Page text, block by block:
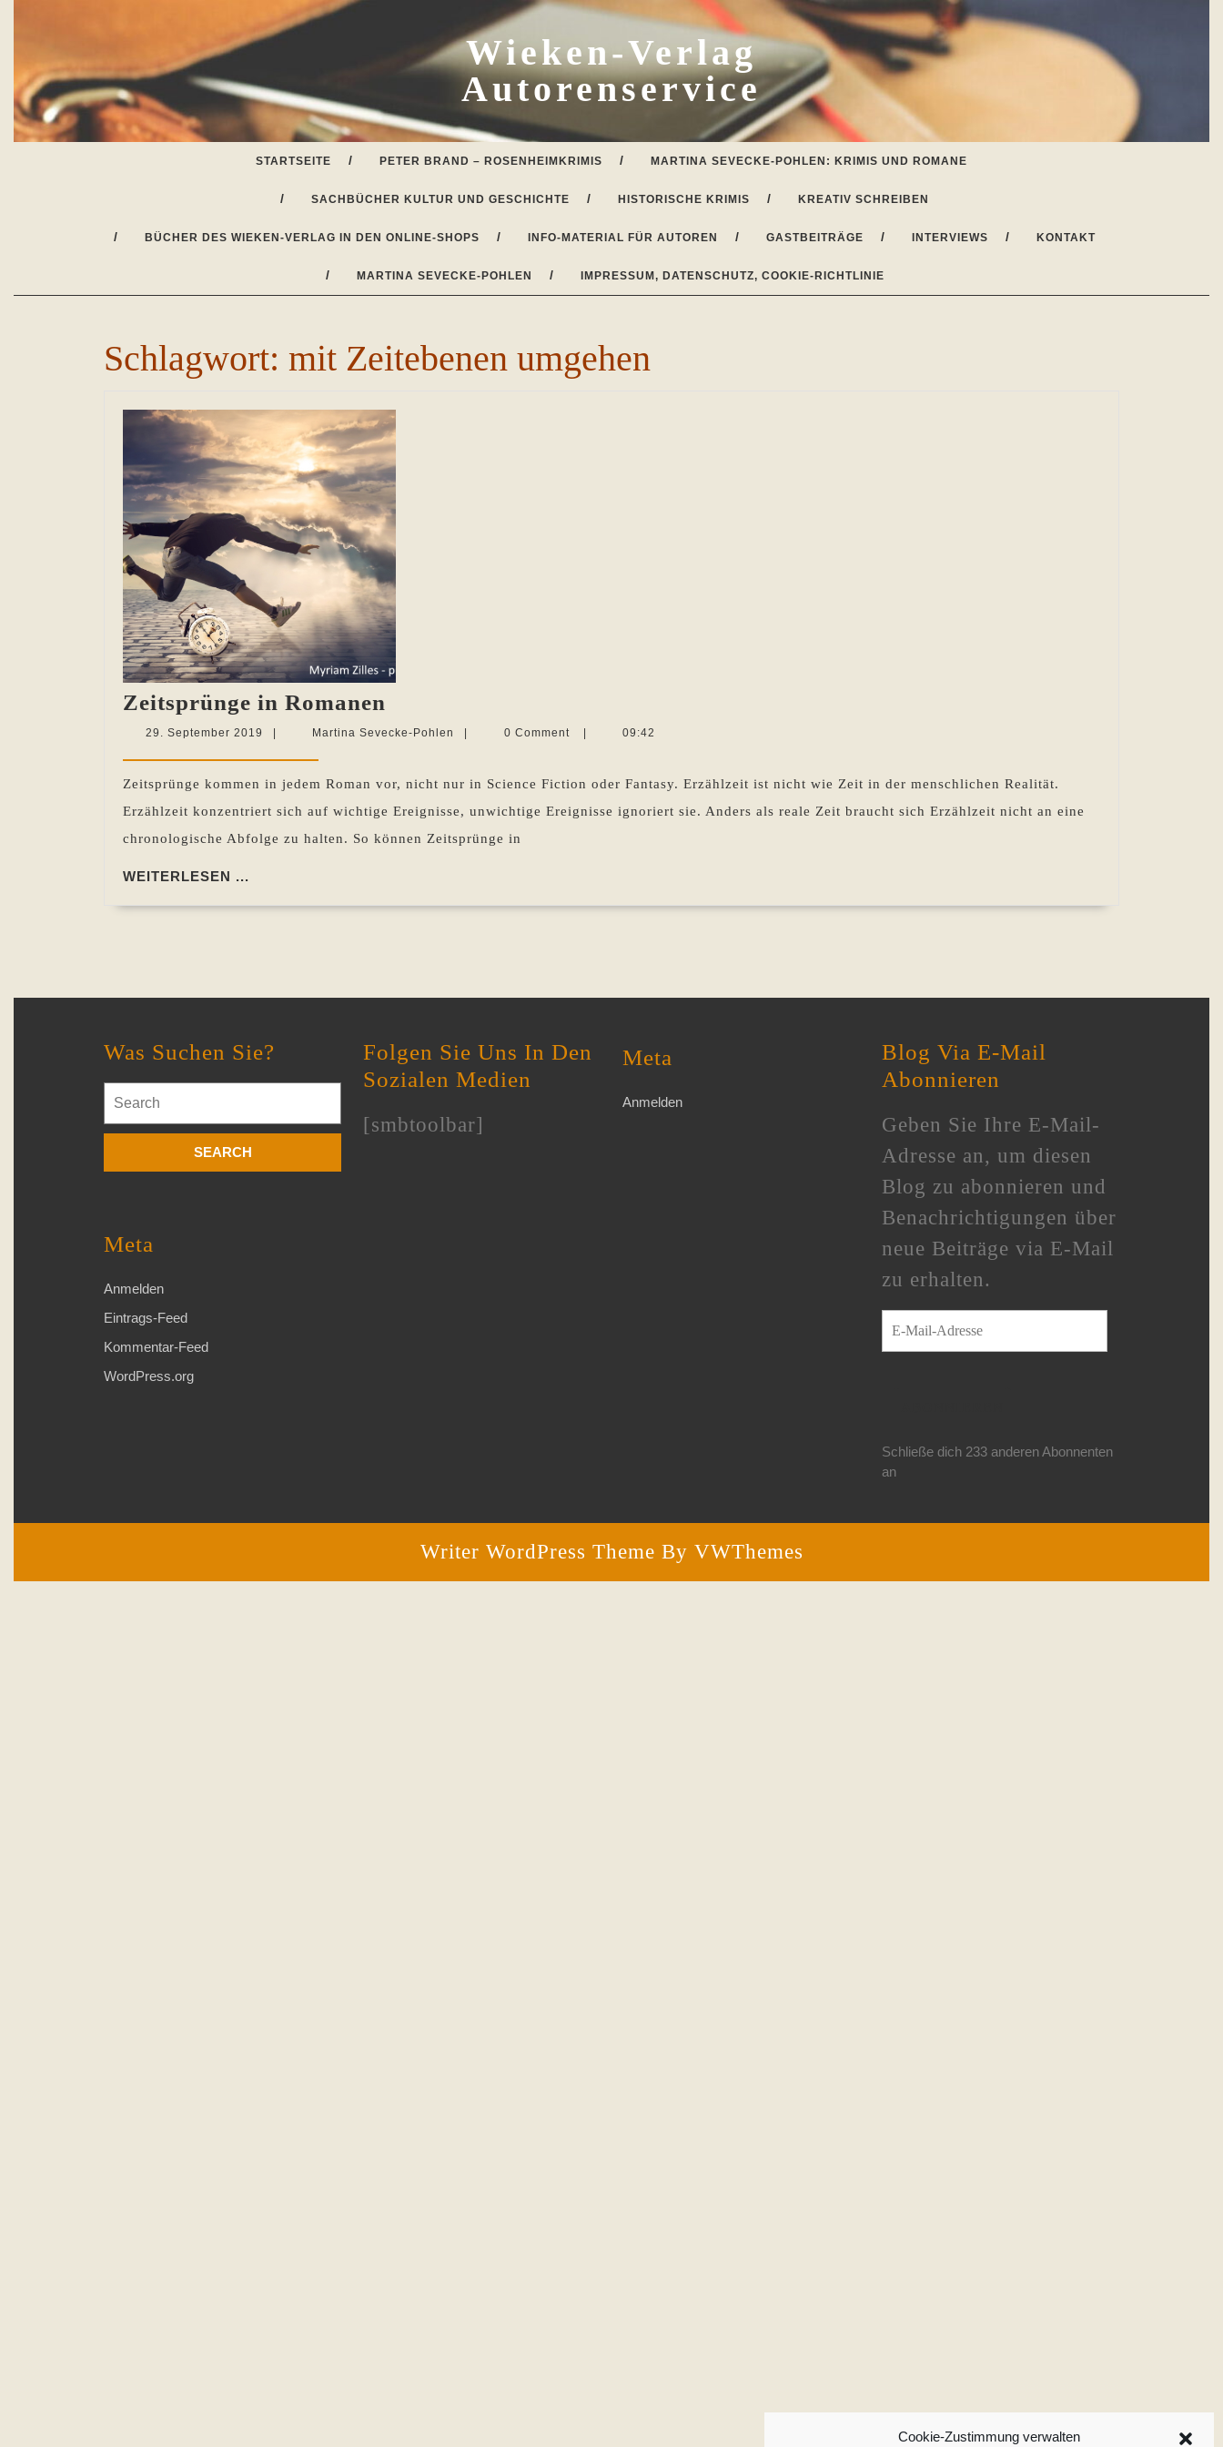
Cookie-Zustimmung verwalten
Wieken-Verlag
Autorenservice
STARTSEITE PETER BRAND – ROSENHEIMKRIMIS MARTINA SEVECKE-POHLEN: KRIMIS UND ROMANE
SACHBÜCHER KULTUR UND GESCHICHTE HISTORISCHE KRIMIS KREATIV SCHREIBEN
BÜCHER DES WIEKEN-VERLAG IN DEN ONLINE-SHOPS INFO-MATERIAL FÜR AUTOREN GASTBEITRÄGE INTERVIEWS KONTAKT
MARTINA SEVECKE-POHLEN IMPRESSUM, DATENSCHUTZ, COOKIE-RICHTLINIE
Schlagwort: mit Zeitebenen umgehen
Zeitsprünge in Romanen
in
29. September 2019 29.
2019
Martina Sevecke-Pohlen
Martina
0 Comment 09:42
Zeitsprünge kommen in jedem Roman vor, nicht nur in Science Fiction oder Fantasy. Erzählzeit ist nicht wie Zeit in der menschlichen Realität.
Erzählzeit konzentriert sich auf wichtige Ereignisse, unwichtige Ereignisse ignoriert sie. Anders als reale Zeit braucht sich Erzählzeit nicht an eine
chronologische Abfolge zu halten. So können Zeitsprünge in
WEITERLESEN ...
Was Suchen Sie?
for:
Meta
Anmelden
Eintrags-Feed
Kommentar-Feed
WordPress.org
Folgen Sie Uns In Den
Sozialen Medien
[smbtoolbar]
Meta
Anmelden
Blog Via E-Mail
Abonnieren
Geben Sie Ihre E-Mail-
Adresse an, um diesen
Blog zu abonnieren und
Benachrichtigungen über
neue Beiträge via E-Mail
zu erhalten.
E-Mail-Adresse
Schließe dich 233 anderen Abonnenten
an
Writer WordPress Theme By VWThemes